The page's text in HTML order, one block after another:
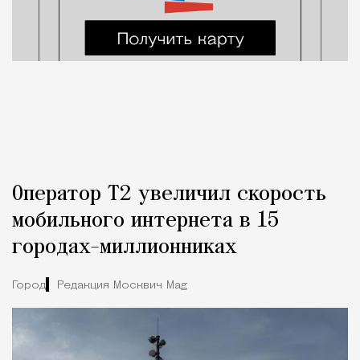
Оператор Т2 увеличил скорость
мобильного интернета в 15
городах-миллионниках
Город Редакция Москвич Mag